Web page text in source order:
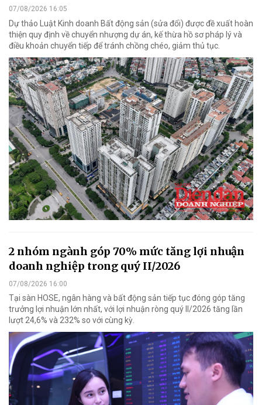
07/08/2026 16:05
Dự thảo Luật Kinh doanh Bất động sản (sửa đổi) được đề xuất hoàn
thiện quy định về chuyển nhượng dự án, kế thừa hồ sơ pháp lý và
điều khoản chuyển tiếp để tránh chồng chéo, giảm thủ tục.
2 nhóm ngành góp 70% mức tăng lợi nhuận
doanh nghiệp trong quý II/2026
07/08/2026 16:00
Tại sàn HOSE, ngân hàng và bất động sản tiếp tục đóng góp tăng
trưởng lợi nhuận lớn nhất, với lợi nhuận ròng quý II/2026 tăng lần
lượt 24,6% và 232% so với cùng kỳ.